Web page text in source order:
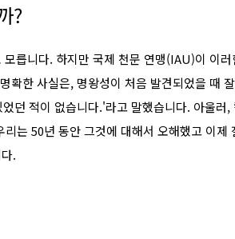
?
릅니다. 하지만 국제 천문 연맹(IAU)이 이러
한 사실은, 명왕성이 처음 발견되었을 때
던 적이 없습니다.'라고 말했습니다. 아울러,
는 50년 동안 그것에 대해서 오해했고 이제
.